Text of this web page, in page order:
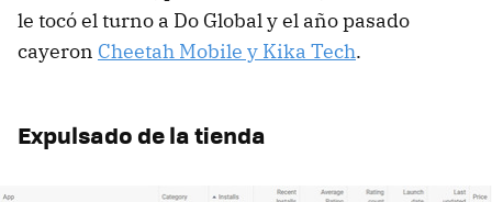
le tocó el turno a Do Global y el año pasado
cayeron Cheetah Mobile y Kika Tech.
Expulsado de la tienda